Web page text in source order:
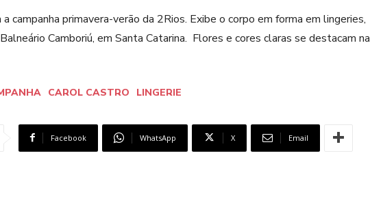
campanha primavera-verão da 2Rios. Exibe o corpo em forma em lingeries,
Camboriú, em Santa Catarina. Flores e cores claras se destacam na
CAROL CASTRO LINGERIE
Facebook WhatsApp X Email